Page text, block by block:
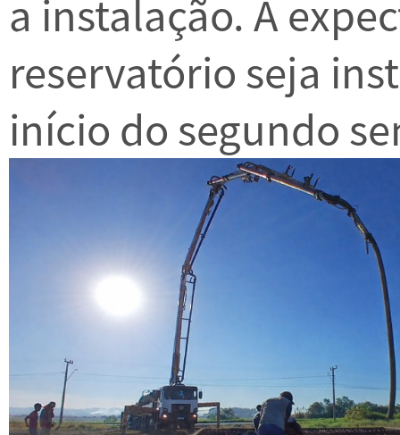
a instalação. A
reservatório seja
início do segundo